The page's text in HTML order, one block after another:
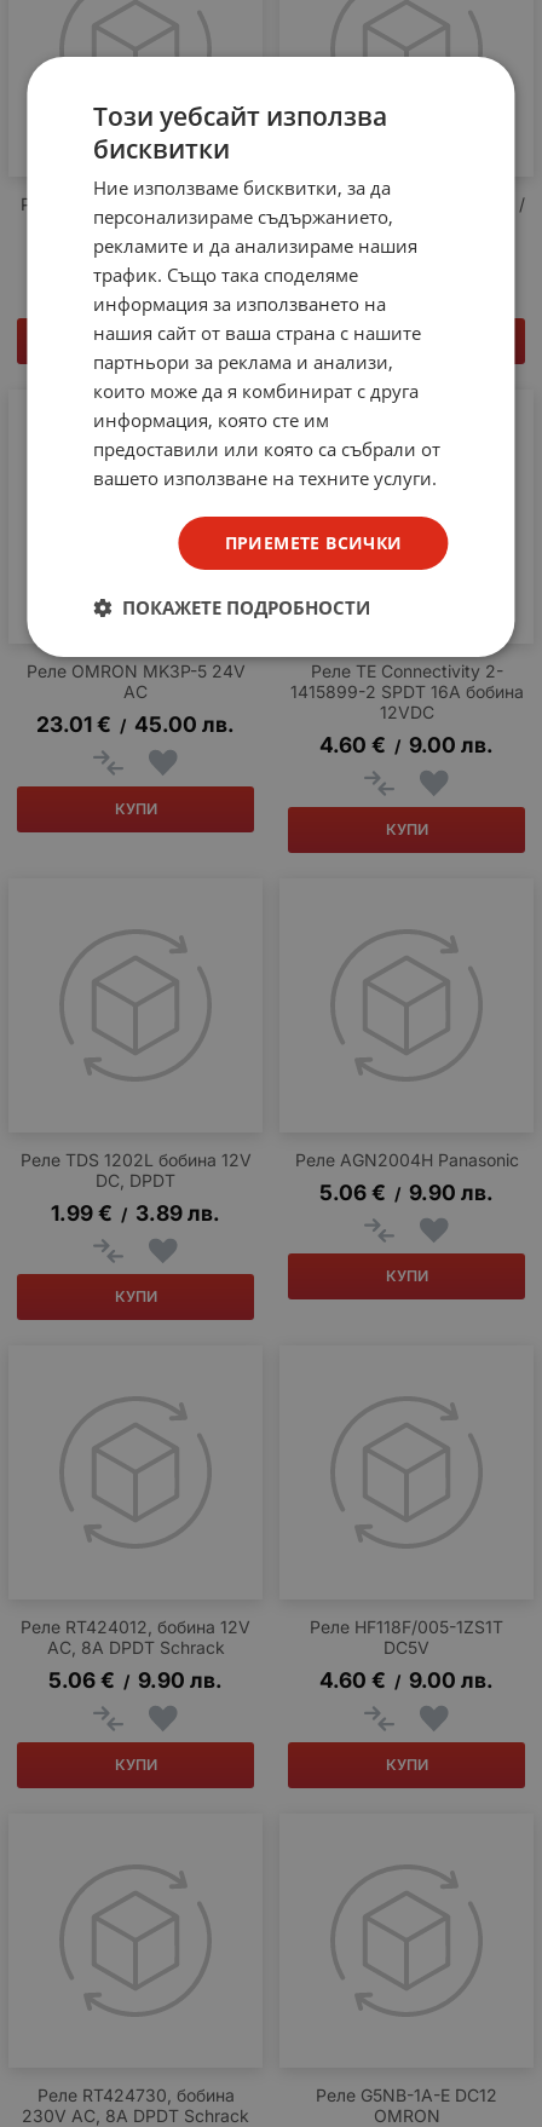
Реле OMRON MK2P, бобина
24V AC, 2PDT 10A
€ / 24.90лв.
КУПИ
реле ASNE 0218 UXX 300A /
326 202 RTR B 10 F D
76.64€ / 149.89
КУПИ
Реле OMRON MK3P-5 24V
AC
23.01€ / 45.00 лв.
КУПИ
Реле TE Connectivity 2-
1415899-2 SPDT 16A бобина
12VDC
4.60 € / 9.00 лв.
КУПИ
Реле TDS 1202L бобина 12V
DC, DPDT
1.99€ / 3.89лв.
КУПИ
Реле AGN2004H Panasonic
5.06€ / 9.90 лв.
КУПИ
Реле RT424012, бобина 12V
AC, 8A DPDT Schrack
5.06€ / 9.90 лв.
КУПИ
Реле HF118F/005-1ZS1T
DC5V
4.60 € / 9.00 лв.
КУПИ
Реле RT424730, бобина
230V AC, 8A DPDT Schrack
Реле G5NB-1A-E DC12
OMRON
Този уебсайт използва
бисквитки
Ние използваме бисквитки, за да
персонализираме съдържанието,
рекламите и да анализираме нашия
трафик. Също така споделяме
информация за използването на
нашия сайт от ваша страна с нашите
партньори за реклама и анализи,
които може да я комбинират с друга
информация, която сте им
предоставили или която са събрали от
вашето използване на техните услуги.
ПРИЕМЕТЕ ВСИЧКИ
ПОКАЖЕТЕ ПОДРОБНОСТИ